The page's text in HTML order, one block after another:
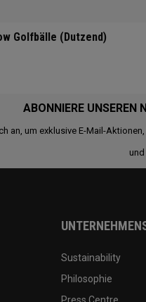
Golfbälle (Dutzend)
ABONNIERE UNSEREN
an, um exklusive E-Mail-
Sustainability
Philosophie
Press Centre